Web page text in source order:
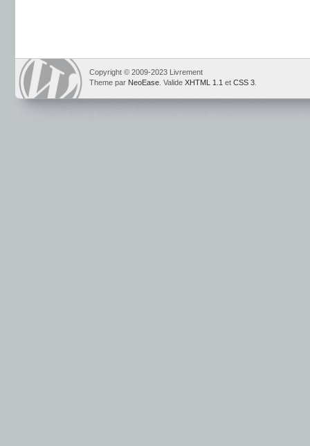
Copyright © 2009-2023 Livrement
Theme par NeoEase . Valide XHTML 1.1 et CSS 3